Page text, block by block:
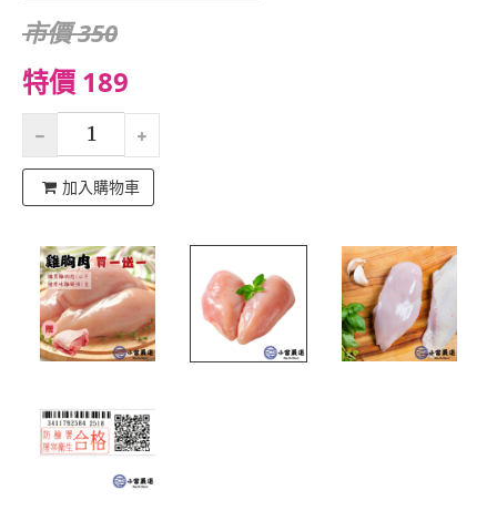
市價 350
特價 189
加入購物車